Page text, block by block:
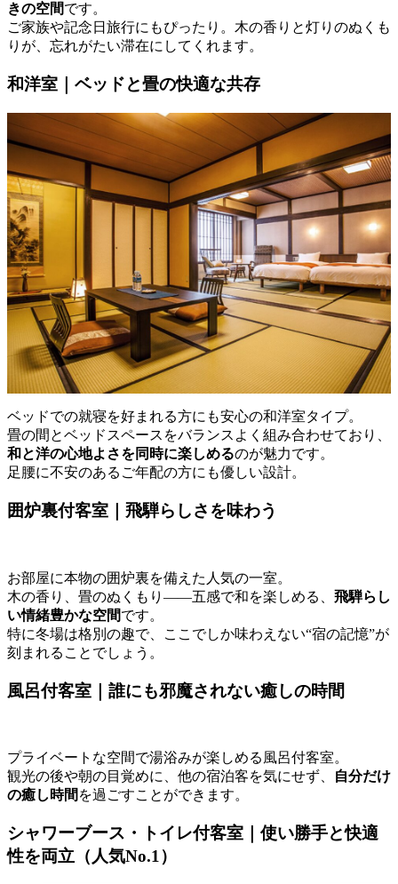
きの空間です。
ご家族や記念日旅行にもぴったり。木の香りと灯りのぬくも
りが、忘れがたい滞在にしてくれます。
和洋室｜ベッドと畳の快適な共存
ベッドでの就寝を好まれる方にも安心の和洋室タイプ。
畳の間とベッドスペースをバランスよく組み合わせており、
和と洋の心地よさを同時に楽しめるのが魅力です。
足腰に不安のあるご年配の方にも優しい設計。
囲炉裏付客室｜飛騨らしさを味わう
お部屋に本物の囲炉裏を備えた人気の一室。
木の香り、畳のぬくもり――五感で和を楽しめる、 飛騨らし
い情緒豊かな空間です。
特に冬場は格別の趣で、ここでしか味わえない“宿の記憶”が
刻まれることでしょう。
風呂付客室｜誰にも邪魔されない癒しの時間
プライベートな空間で湯浴みが楽しめる風呂付客室。
観光の後や朝の目覚めに、他の宿泊客を気にせず、
自分だけ
の癒し時間 を過ごすことができます。
シャワーブース・トイレ付客室｜使い勝手と快適
性を両立（人気No.1）